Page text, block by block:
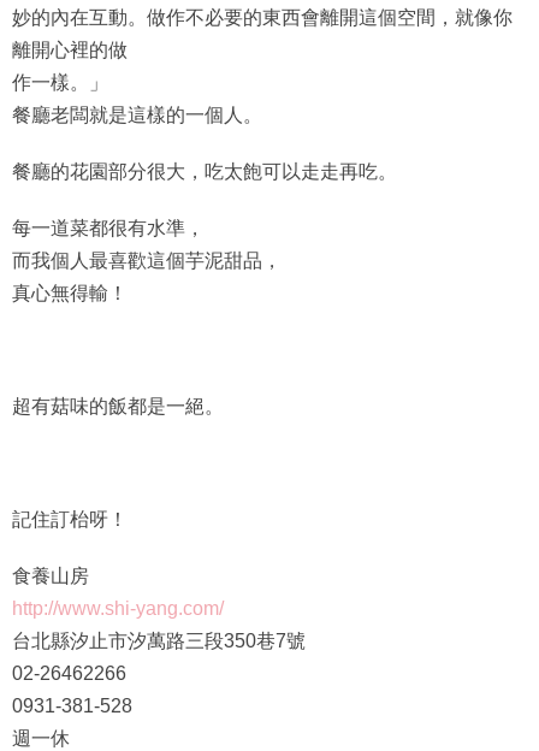
妙的內在互動。做作不必要的東西會離開這個空間，就像你
離開心裡的做
作一樣。」
餐廳老闆就是這樣的一個人。
餐廳的花園部分很大，吃太飽可以走走再吃。
每一道菜都很有水準，
而我個人最喜歡這個芋泥甜品，
真心無得輸！
超有菇味的飯都是一絕。
記住訂枱呀！
食養山房
http://www.shi-yang.com/
台北縣汐止市汐萬路三段350巷7號
02-26462266
0931-381-528
週一休